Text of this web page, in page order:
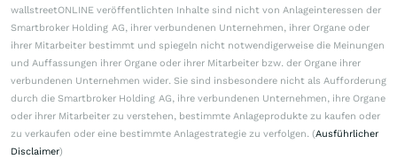
wallstreetONLINE veröffentlichten Inhalte sind nicht von Anlageinteressen der
Smartbroker Holding AG, ihrer verbundenen Unternehmen, ihrer Organe oder
ihrer Mitarbeiter bestimmt und spiegeln nicht notwendigerweise die Meinungen
und Auffassungen ihrer Organe oder ihrer Mitarbeiter bzw. der Organe ihrer
verbundenen Unternehmen wider. Sie sind insbesondere nicht als Aufforderung
durch die Smartbroker Holding AG, ihre verbundenen Unternehmen, ihre Organe
oder ihrer Mitarbeiter zu verstehen, bestimmte Anlageprodukte zu kaufen oder
zu verkaufen oder eine bestimmte Anlagestrategie zu verfolgen. (Ausführlicher
Disclaimer)